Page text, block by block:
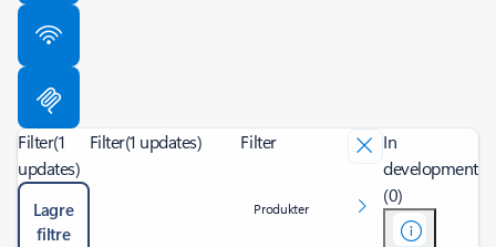
Filter(1
updates)
Lagre
filtre
Filter(1 updates) Filter
Produkter
In
development
(0)